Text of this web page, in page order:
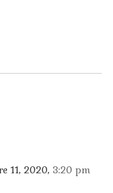
11, 2020, 3:20 pm